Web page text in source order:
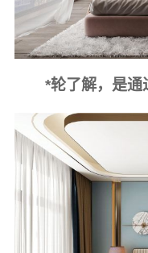
*轮了解，是通